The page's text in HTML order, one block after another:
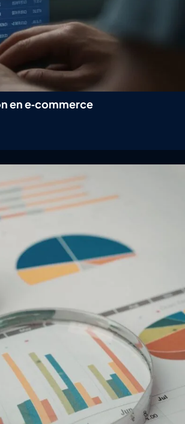
en e‑commerce